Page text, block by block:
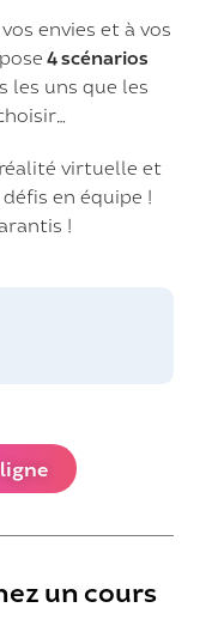
envies et à vos
4 scénarios
les uns que les
virtuelle et
en équipe !
!
un cours